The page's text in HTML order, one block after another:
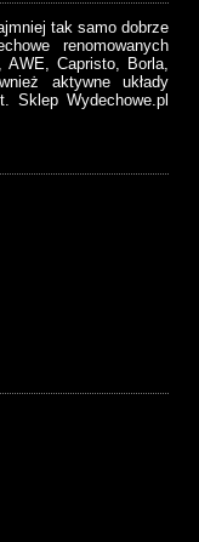
tak samo dobrze
renomowanych
AWE, Capristo, Borla,
aktywne układy
Sklep Wydechowe.pl